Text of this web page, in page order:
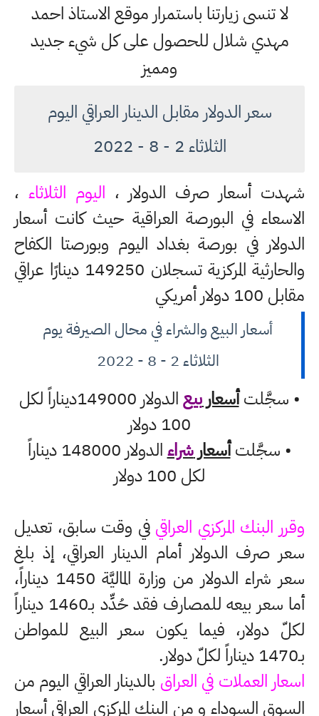
لا تنسى زيارتنا باستمرار موقع الاستاذ احمد
مهدي شلال للحصول على كل شيء جديد
ومميز
سعر الدولار مقابل الدينار العراقي اليوم
الثلاثاء 2 - 8 - 2022
شهدت أسعار صرف الدولار ، اليوم الثلاثاء ،
الاسعاء في البورصة العراقية حيث كانت أسعار
الدولار في بورصة بغداد اليوم وبورصتا الكفاح
والحارثية المركزية تسجلان 149250 دينارًا عراقي
مقابل 100 دولار أمريكي
أسعار البيع والشراء في محال الصيرفة يوم
الثلاثاء 2 - 8 - 2022
• سجَّلتأسعاربيع
الدولار 149000ديناراً لكل
100 دولار
• سجَّلتأسعارشراء
الدولار 148000 ديناراً
لكل 100 دولار
وقرر البنك المركزي العراقي في وقت سابق، تعديل
سعر صرف الدولار أمام الدينار العراقي، إذ بلغ
سعر شراء الدولار من وزارة الماليَّة 1450 ديناراً،
أما سعر بيعه للمصارف فقد حُدِّد بـ1460 ديناراً
لكلّ دولار، فيما يكون سعر البيع للمواطن
بـ1470 ديناراً لكلّ دولار.
اسعار العملات في العراق بالدينار العراقي اليوم من
السوق السوداء و من البنك المركزي العراقي أسعار